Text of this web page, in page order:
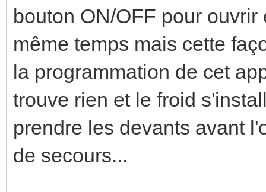
bouton ON/OFF pour
même temps mais cette
la programmation de cet
trouve rien et le froid
prendre les devants avant
de secours...